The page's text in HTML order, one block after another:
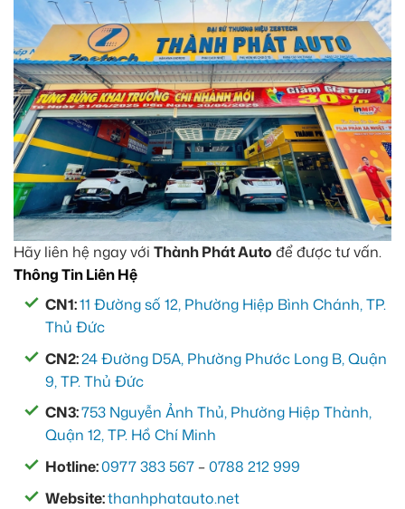
Hãy liên hệ ngay với Thành Phát Auto để được tư vấn.
Thông Tin Liên Hệ
CN1:11 Đường số 12, Phường Hiệp Bình Chánh, TP.
Thủ Đức
CN2:24 Đường D5A, Phường Phước Long B, Quận
9, TP. Thủ Đức
CN3:753 Nguyễn Ảnh Thủ, Phường Hiệp Thành,
Quận 12, TP. Hồ Chí Minh
Hotline:0977 383 567 –0788 212 999
Website:thanhphatauto.net